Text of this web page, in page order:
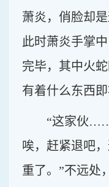
萧炎，俏脸却
此时萧炎手掌
完毕，其中火
有着什么东西即
“这家伙……
唉，赶紧退吧
重了。”不远处